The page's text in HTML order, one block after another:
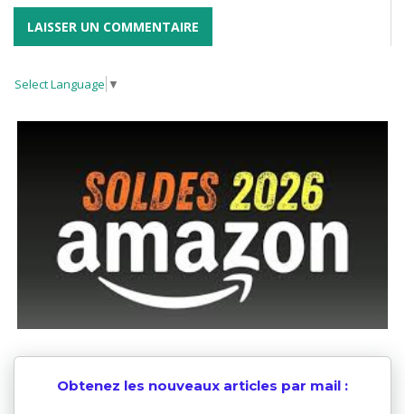
Select Language ▼
Obtenez les nouveaux articles par mail :